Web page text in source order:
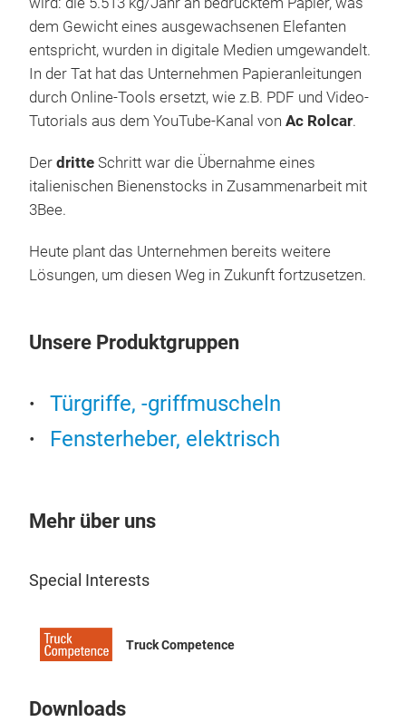
dem Gewicht eines ausgewachsenen Elefanten
entspricht, wurden in digitale Medien umgewandelt.
In der Tat hat das Unternehmen Papieranleitungen
durch Online-Tools ersetzt, wie z.B. PDF und Video-
Tutorials aus dem YouTube-Kanal von Ac Rolcar.
Der dritte Schritt war die Übernahme eines
italienischen Bienenstocks in Zusammenarbeit mit
3Bee.
Heute plant das Unternehmen bereits weitere
Lösungen, um diesen Weg in Zukunft fortzusetzen.
Unsere Produktgruppen
Türgriffe, -griffmuscheln
Fensterheber, elektrisch
Mehr über uns
Special Interests
Truck Competence
Downloads